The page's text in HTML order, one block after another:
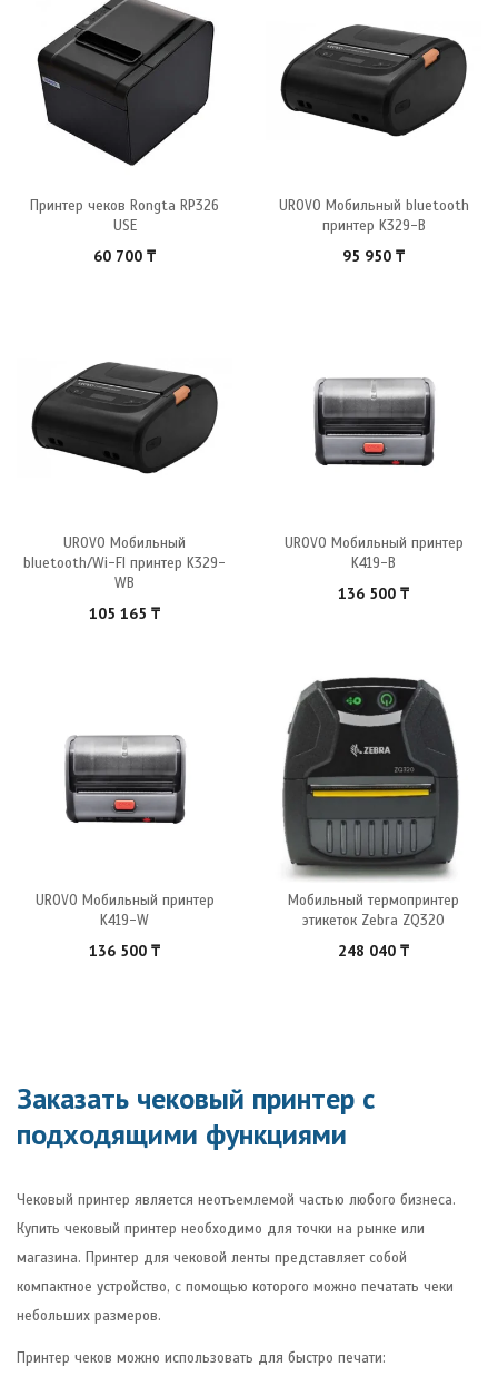
Принтер чеков Rongta RP326
USE
60 700 ₸
UROVO Мобильный bluetooth
принтер K329-B
95 950 ₸
UROVO Мобильный
bluetooth/Wi-FI принтер K329-
WB
105 165 ₸
UROVO Мобильный принтер
K419-B
136 500 ₸
UROVO Мобильный принтер
K419-W
136 500 ₸
Мобильный термопринтер
этикеток Zebra ZQ320
248 040 ₸
Заказать чековый принтер с
подходящими функциями
Чековый принтер является неотъемлемой частью любого бизнеса.
Купить чековый принтер необходимо для точки на рынке или
магазина. Принтер для чековой ленты представляет собой
компактное устройство, с помощью которого можно печатать чеки
небольших размеров.
Принтер чеков можно использовать для быстро печати: